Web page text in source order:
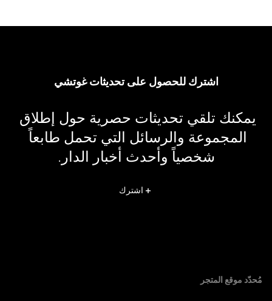
اشترك للحصول على تحديثات غوتشي
يمكنك تلقي تحديثات حصرية حول إطلاق
المجموعة والرسائل التي تحمل طابعاً
شخصياً وأحدث أخبار الدار.
اشترك
مُحدّد موقع المتجر